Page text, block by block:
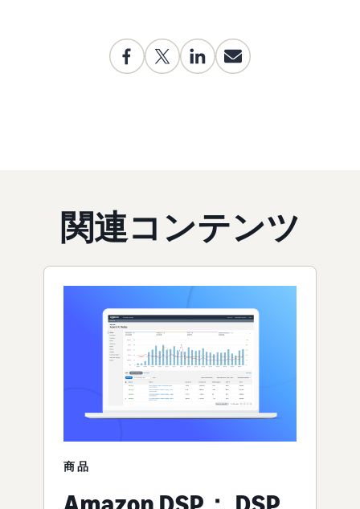
関連コンテンツ
商品